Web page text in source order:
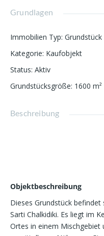
Grundlagen
Immobilien Typ: Grundstück
Kategorie: Kaufobjekt
Status: Aktiv
Grundstücksgröße: 1600 m²
Beschreibung
Objektbeschreibung
Dieses Grundstück befindet
Sarti Chalkidiki. Es liegt im
Ortes in einem Mischgebiet